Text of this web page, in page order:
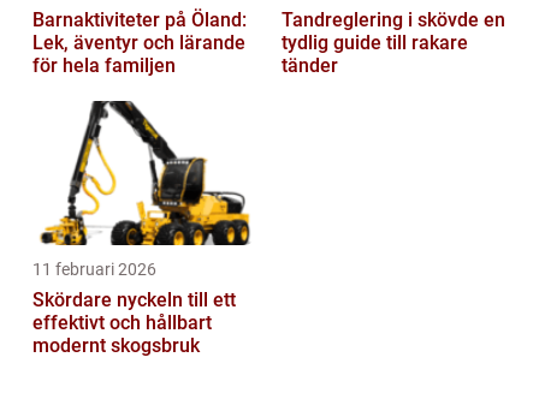
Barnaktiviteter på Öland:
Lek, äventyr och lärande
för hela familjen
Tandreglering i skövde en
tydlig guide till rakare
tänder
11 februari 2026
Skördare nyckeln till ett
effektivt och hållbart
modernt skogsbruk